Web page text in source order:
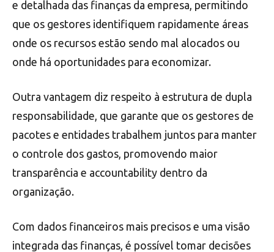
e detalhada das finanças da empresa, permitindo
que os gestores identifiquem rapidamente áreas
onde os recursos estão sendo mal alocados ou
onde há oportunidades para economizar.
Outra vantagem diz respeito à estrutura de dupla
responsabilidade, que garante que os gestores de
pacotes e entidades trabalhem juntos para manter
o controle dos gastos, promovendo maior
transparência e accountability dentro da
organização.
Com dados financeiros mais precisos e uma visão
integrada das finanças, é possível tomar decisões